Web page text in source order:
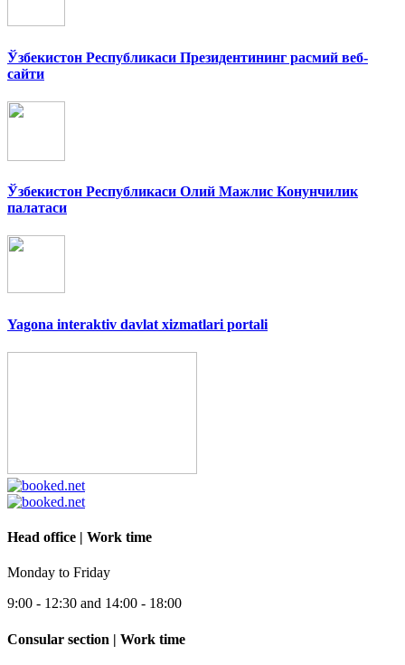
Ўзбекистон Республикаси Президентининг расмий веб-
сайти
Ўзбекистон Республикаси Олий Мажлис Конунчилик
палатаси
Yagona interaktiv davlat xizmatlari portali
Head office | Work time
Monday to Friday
9:00 - 12:30 and 14:00 - 18:00
Consular section | Work time